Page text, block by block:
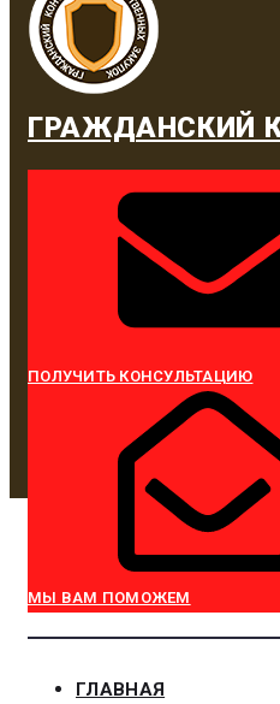
ГРАЖДАНСКИЙ
ПОЛУЧИТЬ КОНСУЛЬТАЦИЮ
МЫ ВАМ ПОМОЖЕМ
ГЛАВНАЯ